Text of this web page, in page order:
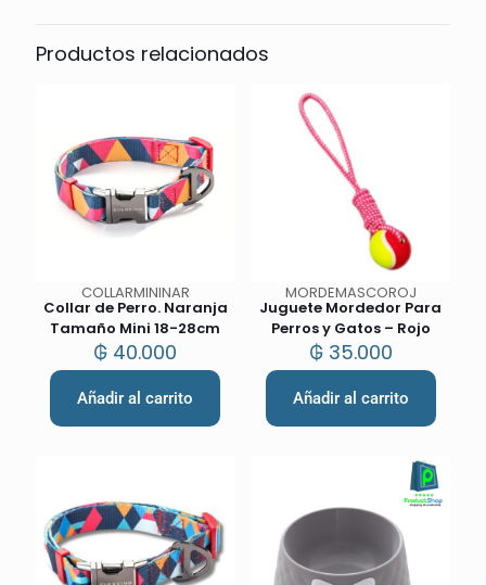
Productos relacionados
COLLARMININAR
Collar de Perro. Naranja
Tamaño Mini 18-28cm
₲ 40.000
Añadir al carrito
MORDEMASCOROJ
Juguete Mordedor Para
Perros y Gatos – Rojo
₲35.000
Añadir al carrito